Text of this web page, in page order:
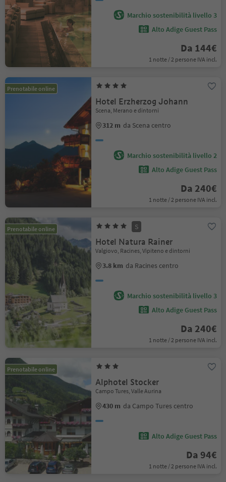
Marchio sostenibilità livello 3
Alto Adige Guest Pass
Da 144€
1 notte / 2 persone IVA incl.
Prenotabile online
Hotel Erzherzog Johann
Scena, Merano e dintorni
312 m da Scena centro
Marchio sostenibilità livello 2
Alto Adige Guest Pass
Da 240€
1 notte / 2 persone IVA incl.
Prenotabile online S
Hotel Natura Rainer
Valgiovo, Racines, Vipiteno e dintorni
3.8 km da Racines centro
Marchio sostenibilità livello 3
Alto Adige Guest Pass
Da 240€
1 notte / 2 persone IVA incl.
Prenotabile online
Alphotel Stocker
Campo Tures, Valle Aurina
430 m da Campo Tures centro
Alto Adige Guest Pass
Da 94€
1 notte / 2 persone IVA incl.